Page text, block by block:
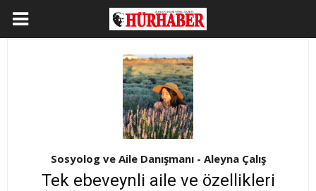
Sosyolog ve Aile Danışmanı - Aleyna Çalış
Tek ebeveynli aile ve özellikleri